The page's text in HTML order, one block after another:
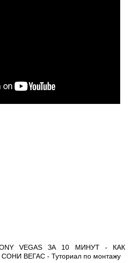
VEGAS ЗА 10 МИНУТ - КАК
ВЕГАС - Туториал по монтажу